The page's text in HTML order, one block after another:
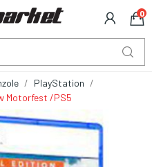
0
PlayStation
Motorfest /PS5